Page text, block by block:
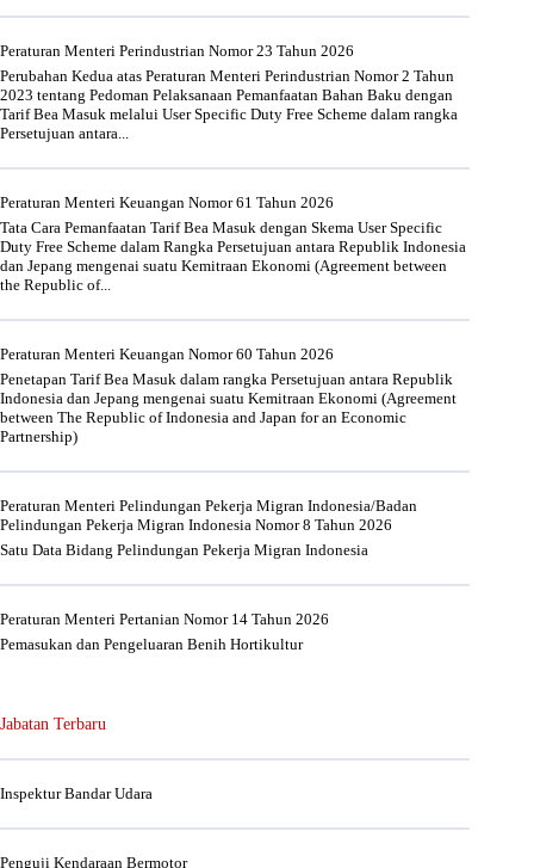
Peraturan Menteri Perindustrian Nomor 23 Tahun 2026
Perubahan Kedua atas Peraturan Menteri Perindustrian Nomor 2 Tahun
2023 tentang Pedoman Pelaksanaan Pemanfaatan Bahan Baku dengan
Tarif Bea Masuk melalui User Specific Duty Free Scheme dalam rangka
Persetujuan antara...
Peraturan Menteri Keuangan Nomor 61 Tahun 2026
Tata Cara Pemanfaatan Tarif Bea Masuk dengan Skema User Specific
Duty Free Scheme dalam Rangka Persetujuan antara Republik Indonesia
dan Jepang mengenai suatu Kemitraan Ekonomi (Agreement between
the Republic of...
Peraturan Menteri Keuangan Nomor 60 Tahun 2026
Penetapan Tarif Bea Masuk dalam rangka Persetujuan antara Republik
Indonesia dan Jepang mengenai suatu Kemitraan Ekonomi (Agreement
between The Republic of Indonesia and Japan for an Economic
Partnership)
Peraturan Menteri Pelindungan Pekerja Migran Indonesia/Badan
Pelindungan Pekerja Migran Indonesia Nomor 8 Tahun 2026
Satu Data Bidang Pelindungan Pekerja Migran Indonesia
Peraturan Menteri Pertanian Nomor 14 Tahun 2026
Pemasukan dan Pengeluaran Benih Hortikultur
Jabatan Terbaru
Inspektur Bandar Udara
Penguji Kendaraan Bermotor